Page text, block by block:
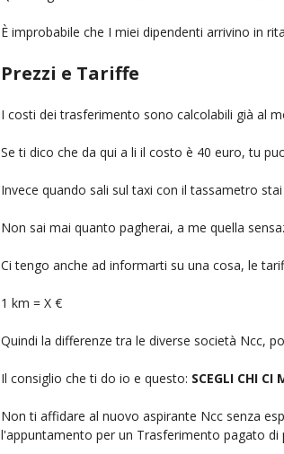
È improbabile che I miei dipendenti arrivino in
Prezzi e Tariffe
I costi dei trasferimento sono calcolabili già al
Se ti dico che da qui a li il costo è 40 euro, tu
Invece quando sali sul taxi con il tassametro
Non sai mai quanto pagherai, a me quella
Ci tengo anche ad informarti su una cosa, le
1 km = X €
Quindi la differenze tra le diverse società Ncc,
Il consiglio che ti do io e questo: SCEGLI CHI CI
Non ti affidare al nuovo aspirante Ncc senza
l'appuntamento per un Trasferimento pagato di